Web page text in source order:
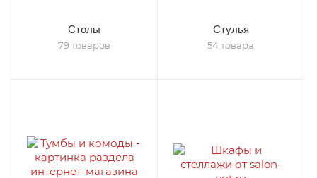
Столы
79 товаров
Стулья
54 товара